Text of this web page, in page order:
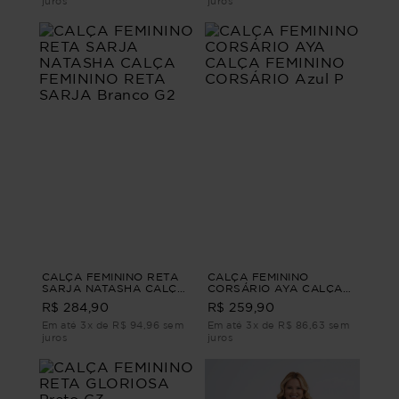
CALÇA FEMININO RETA
SARJA NATASHA CALÇA
FEMININO RETA SARJA
Branco G2
R$ 284,90
Em até 3x de R$ 94,96 sem
juros
CALÇA FEMININO
CORSÁRIO AYA CALÇA
FEMININO CORSÁRIO
Azul P
R$ 259,90
Em até 3x de R$ 86,63 sem
juros